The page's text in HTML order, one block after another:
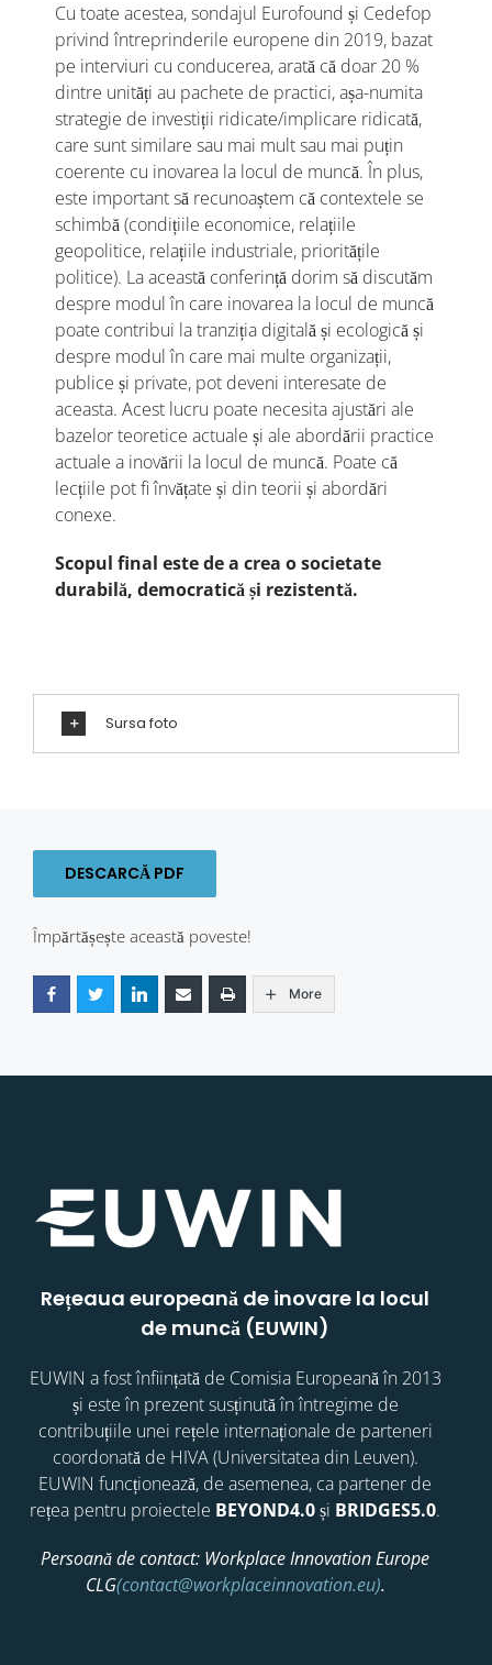
Cu toate acestea, sondajul Eurofound și Cedefop
privind întreprinderile europene din 2019, bazat
pe interviuri cu conducerea, arată că doar 20 %
dintre unități au pachete de practici, așa-numita
strategie de investiții ridicate/implicare ridicată,
care sunt similare sau mai mult sau mai puțin
coerente cu inovarea la locul de muncă. În plus,
este important să recunoaștem că contextele se
schimbă (condițiile economice, relațiile
geopolitice, relațiile industriale, prioritățile
politice). La această conferință dorim să discutăm
despre modul în care inovarea la locul de muncă
poate contribui la tranziția digitală și ecologică și
despre modul în care mai multe organizații,
publice și private, pot deveni interesate de
aceasta. Acest lucru poate necesita ajustări ale
bazelor teoretice actuale și ale abordării practice
actuale a inovării la locul de muncă. Poate că
lecțiile pot fi învățate și din teorii și abordări
conexe.
Scopul final este de a crea o societate
durabilă, democratică și rezistentă.
Sursa foto
DESCARCĂ PDF
Împărtășește această poveste!
More
Rețeaua europeană de inovare la locul
de muncă (EUWIN)
EUWIN a fost înființată de Comisia Europeană în 2013
și este în prezent susținută în întregime de
contribuțiile unei rețele internaționale de parteneri
coordonată de HIVA (Universitatea din Leuven).
EUWIN funcționează, de asemenea, ca partener de
rețea pentru proiectele BEYOND4.0și BRIDGES5.0.
Persoană de contact: Workplace Innovation Europe
CLG(contact@workplaceinnovation.eu).